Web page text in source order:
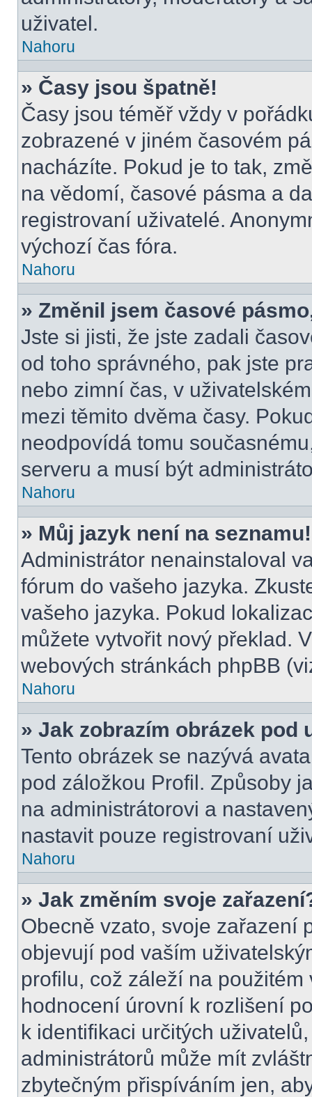
uživatel.
Nahoru
» Časy jsou špatně!
Časy jsou téměř vždy v
zobrazené v jiném časovém
nacházíte. Pokud je to tak,
na vědomí, časové pásma a
registrovaní uživatelé.
výchozí čas fóra.
Nahoru
» Změnil jsem časové
Jste si jisti, že jste zadali
od toho správného, pak jste
nebo zimní čas, v
mezi těmito dvěma časy.
neodpovídá tomu
serveru a musí být
Nahoru
» Můj jazyk není na seznamu!
Administrátor nenainstaloval
fórum do vašeho jazyka.
vašeho jazyka. Pokud
můžete vytvořit nový překlad.
webových stránkách phpBB
Nahoru
» Jak zobrazím obrázek pod
Tento obrázek se nazývá
pod záložkou Profil. Způsoby
na administrátorovi a
nastavit pouze registrovaní
Nahoru
» Jak změním svoje
Obecně vzato, svoje zařazení
objevují pod vaším
profilu, což záleží na
hodnocení úrovní k rozlišení
k identifikaci určitých
administrátorů může mít
zbytečným přispíváním jen,